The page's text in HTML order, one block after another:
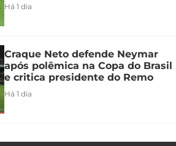
Há 1 dia
Craque Neto defende Neymar
após polêmica na Copa do Brasil
e critica presidente do Remo
Há 1 dia